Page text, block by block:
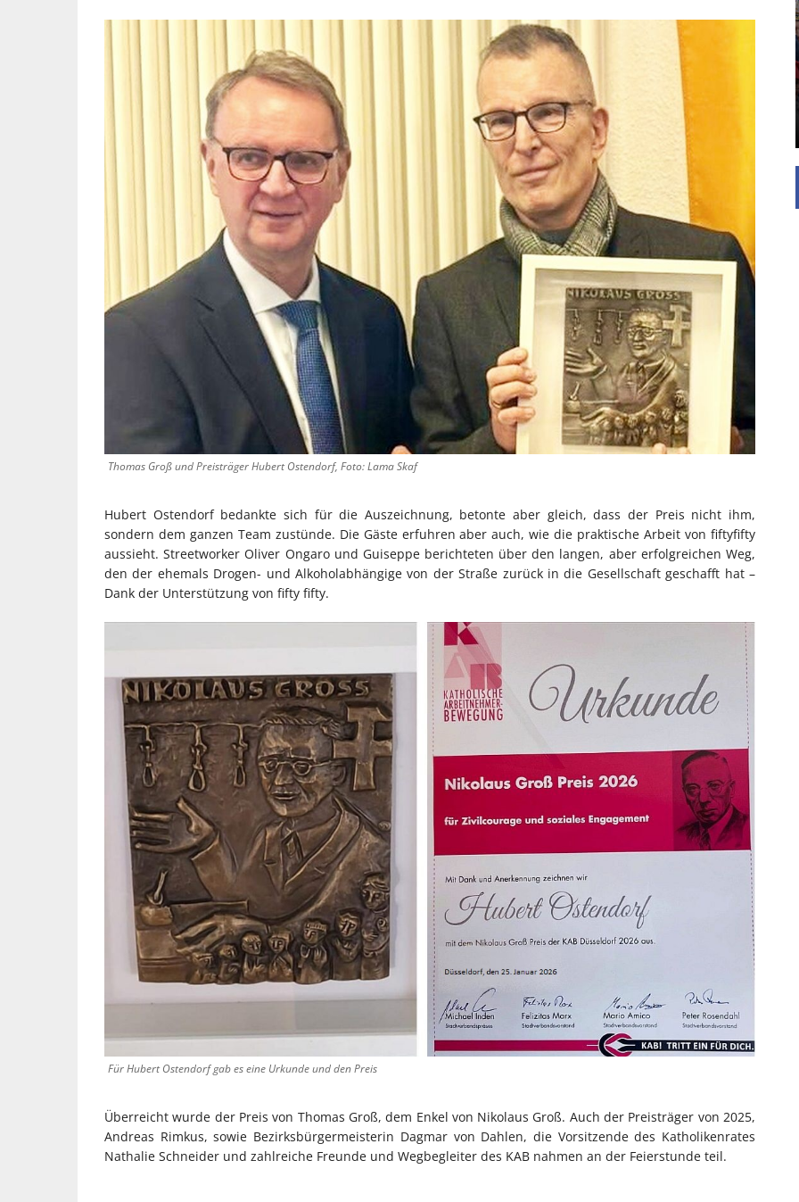
Thomas Groß und Preisträger Hubert Ostendorf, Foto: Lama Skaf
Hubert Ostendorf bedankte sich für die Auszeichnung, betonte aber gleich, dass der Preis nicht ihm,
sondern dem ganzen Team zustünde. Die Gäste erfuhren aber auch, wie die praktische Arbeit von fiftyfifty
aussieht. Streetworker Oliver Ongaro und Guiseppe berichteten über den langen, aber erfolgreichen Weg,
den der ehemals Drogen- und Alkoholabhängige von der Straße zurück in die Gesellschaft geschafft hat –
Dank der Unterstützung von fifty fifty.
Für Hubert Ostendorf gab es eine Urkunde und den Preis
Überreicht wurde der Preis von Thomas Groß, dem Enkel von Nikolaus Groß. Auch der Preisträger von 2025,
Andreas Rimkus, sowie Bezirksbürgermeisterin Dagmar von Dahlen, die Vorsitzende des Katholikenrates
Nathalie Schneider und zahlreiche Freunde und Wegbegleiter des KAB nahmen an der Feierstunde teil.
UNTERSTÜTZEN
Die Inspiration des industriellen Chics sind die
Werkshallen des Industriezeitalters. Die Basis für
diesen Stil sind große Räume, schlicht gehalten
mit rustikalen Elementen und großen
Fensterflächen. Wie so vieles wurde ...